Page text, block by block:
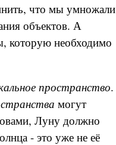
что мы умножали
объектов. А
которую необходимо
пространство.
могут
Луну должно
- это уже не её